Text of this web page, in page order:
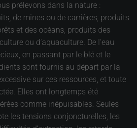
prélevons dans la nature :
de mines ou de carrières, produits
et des océans, produits des
ou d’aquaculture. De l’eau
en passant par le blé et le
sont fournis au départ par la
sur ces ressources, et toute
Elles ont longtemps été
comme inépuisables. Seules
les tensions conjoncturelles, les